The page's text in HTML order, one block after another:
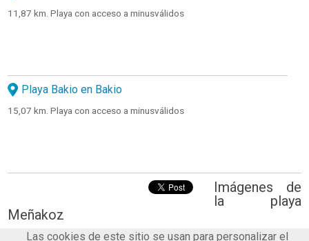
11,87 km. Playa con acceso a minusválidos
Playa Bakio en Bakio
15,07 km. Playa con acceso a minusválidos
Imágenes de
la playa
Meñakoz
Las cookies de este sitio se usan para personalizar el